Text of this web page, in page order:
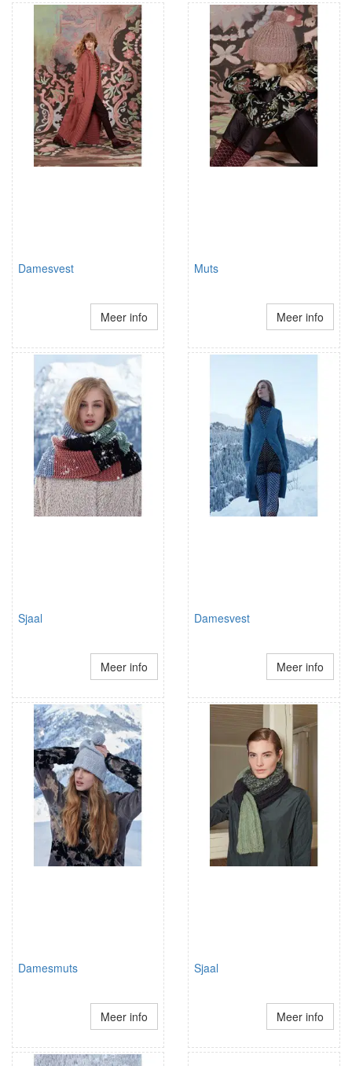
Damesvest
Meer info
Muts
Meer info
Sjaal
Meer info
Damesvest
Meer info
Damesmuts
Meer info
Sjaal
Meer info